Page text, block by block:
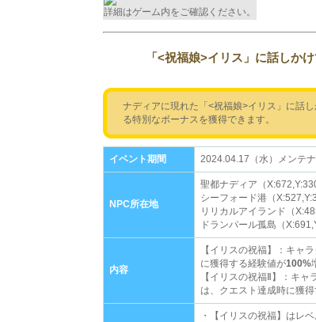
詳細はゲーム内をご確認ください。
「<祝福娘>イリス」に話しか
ナディアに現れた「<祝福娘>イリス」に話し
る特別なボーナスを獲得できます。
イベント期間 2024.04.17（水）メンテ
NPC所在地
聖都ナディア（X:672,Y:330
シーフォード港（
リリカルアイランド（
ドランパール孤島（
内容
【イリスの祝福】：キャ
に獲得する経験値が100%
【イリスの祝福Ⅱ】：キャ
は、クエスト達成時に獲
・【イリスの祝福】はレ